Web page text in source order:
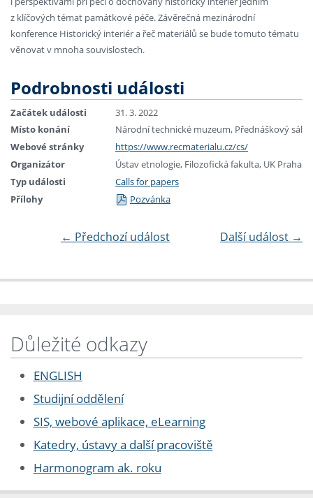
z klíčových témat památkové péče. Závěrečná mezinárodní
konference Historický interiér a řeč materiálů se bude tomuto tématu
věnovat v mnoha souvislostech.
Podrobnosti události
Začátek události
31. 3. 2022
Místo konání
Národní technické muzeum, Přednáškový sál
Webové stránky
https://www.recmaterialu.cz/cs/
Organizátor
Ústav etnologie, Filozofická fakulta, UK Praha
Typ události
Calls for papers
Přílohy
Pozvánka
← Předchozí událost Další událost →
Důležité odkazy
ENGLISH
Studijní oddělení
SIS, webové aplikace, eLearning
Katedry, ústavy a další pracoviště
Harmonogram ak. roku